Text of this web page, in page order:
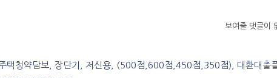
보여줄 댓글이
청약담보, 장단기, 저신용, (500점,600점,450점,350점), 대환대출